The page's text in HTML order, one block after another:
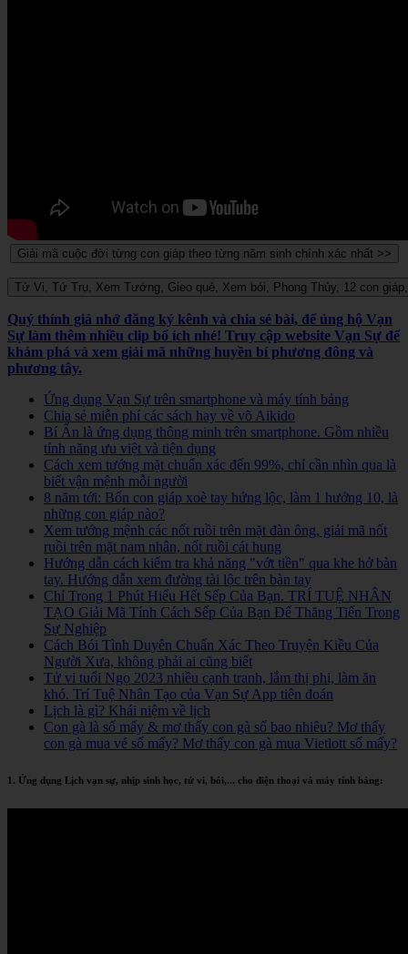
Quý thính giả nhớ đăng ký kênh và chia sẻ bài, để ủng hộ Vạn
Sự làm thêm nhiều clip bổ ích nhé! Truy cập website Vạn Sự để
khám phá và xem giải mã những huyền bí phương đông và
phương tây.
Ứng dụng Vạn Sự trên smartphone và máy tính bảng
Chia sẻ miễn phí các sách hay về võ Aikido
Bí Ẩn là ứng dụng thông minh trên smartphone. Gồm nhiều
tính năng ưu việt và tiện dụng
Cách xem tướng mặt chuẩn xác đến 99%, chỉ cần nhìn qua là
biết vận mệnh mỗi người
8 năm tới: Bốn con giáp xoè tay hứng lộc, làm 1 hưởng 10, là
những con giáp nào?
Xem tướng mệnh các nốt ruồi trên mặt đàn ông, giải mã nốt
ruồi trên mặt nam nhân, nốt ruồi cát hung
Hướng dẫn cách kiểm tra khả năng "vớt tiền" qua khe hở bàn
tay. Hướng dẫn xem đường tài lộc trên bàn tay
Chỉ Trong 1 Phút Hiểu Hết Sếp Của Bạn. TRÍ TUỆ NHÂN
TẠO Giải Mã Tính Cách Sếp Của Bạn Để Thăng Tiến Trong
Sự Nghiệp
Cách Bói Tình Duyên Chuẩn Xác Theo Truyện Kiều Của
Người Xưa, không phải ai cũng biết
Tử vi tuổi Ngọ 2023 nhiều cạnh tranh, lắm thị phi, làm ăn
khó. Trí Tuệ Nhân Tạo của Vạn Sự App tiên đoán
Lịch là gì? Khái niệm về lịch
Con gà là số mấy & mơ thấy con gà số bao nhiêu? Mơ thấy
con gà mua vé số mấy? Mơ thấy con gà mua Vietlott số mấy?
1. Ứng dụng Lịch vạn sự, nhịp sinh học, tử vi, bói,... cho điện thoại và máy tính bảng: